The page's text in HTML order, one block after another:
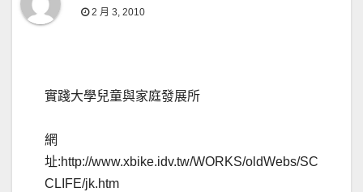
2 月 3, 2010
實踐大學兒童與家庭發展所
網
址:http://www.xbike.idv.tw/WORKS/oldWebs/SC
CLIFE/jk.htm